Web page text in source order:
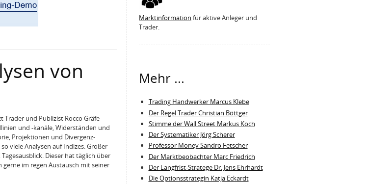
von
Trader und Publizist Rocco Gräfe
und -kanäle, Widerständen und
Projektionen und Divergenz-
viele Analysen auf Indizes. Großer
Dieser hat täglich über
gerne im regen Austausch mit seiner
Marktinformation für aktive Anleger und
Trader.
Mehr ...
Trading Handwerker Marcus Klebe
Der Regel Trader Christian Böttger
Stimme der Wall Street Markus Koch
Der Systematiker Jörg Scherer
Professor Money Sandro Fetscher
Der Marktbeobachter Marc Friedrich
Der Langfrist-Stratege Dr. Jens Ehrhardt
Die Optionsstrategin Katja Eckardt